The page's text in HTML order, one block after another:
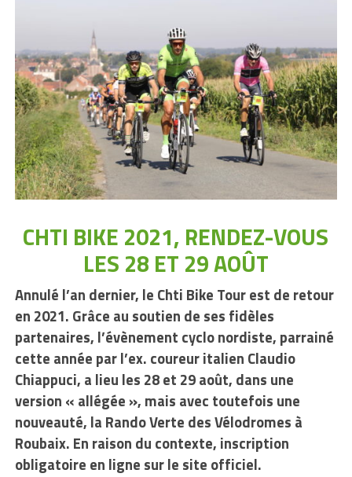
CHTI BIKE 2021, RENDEZ-VOUS
LES 28 ET 29 AOÛT
Annulé l’an dernier, le Chti Bike Tour est de retour
en 2021. Grâce au soutien de ses fidèles
partenaires, l’évènement cyclo nordiste, parrainé
cette année par l’ex. coureur italien Claudio
Chiappuci, a lieu les 28 et 29 août, dans une
version « allégée », mais avec toutefois une
nouveauté, la Rando Verte des Vélodromes à
Roubaix. En raison du contexte, inscription
obligatoire en ligne sur le site officiel.